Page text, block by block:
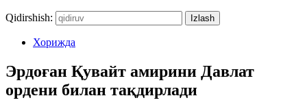
Qidirshish:
Хорижда
Эрдоған Қувайт амирини Давлат
ордени билан тақдирлади